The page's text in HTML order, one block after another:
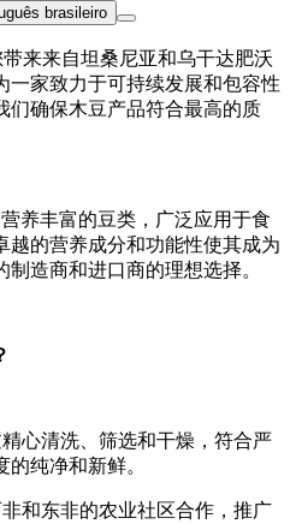
brasileiro
来来自坦桑尼亚和乌干达肥沃
一家致力于可持续发展和包容性
们确保木豆产品符合最高的质
营养丰富的豆类，广泛应用于食
越的营养成分和功能性使其成为
造商和进口商的理想选择。
精心清洗、筛选和干燥，符合严
的纯净和新鲜。
非和东非的农业社区合作，推广